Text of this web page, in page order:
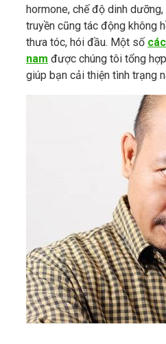
hormone, chế độ dinh
truyền cũng tác động không
thưa tóc, hói đầu. Một số
nam được chúng tôi tổng
giúp bạn cải thiện tình trạng